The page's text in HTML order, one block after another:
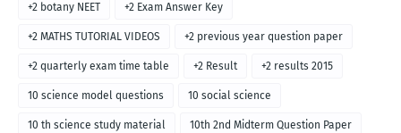
+2 botany NEET +2 Exam Answer Key
+2 MATHS TUTORIAL VIDEOS +2 previous year question paper
+2 quarterly exam time table +2 Result +2 results 2015
10 science model questions 10 social science
10 th science study material 10th 2nd Midterm Question Paper